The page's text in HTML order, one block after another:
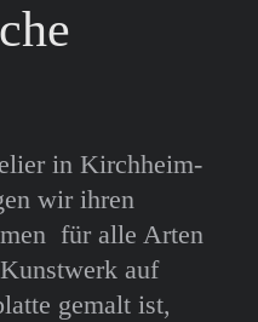
in Kirchheim-
wir ihren
für alle Arten
auf
gemalt ist,